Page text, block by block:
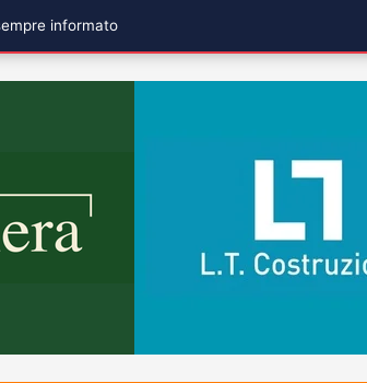
informato